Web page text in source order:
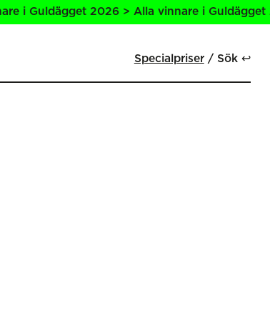
2026 > Alla vinnare i Guldägget
Specialpriser Sök ↩